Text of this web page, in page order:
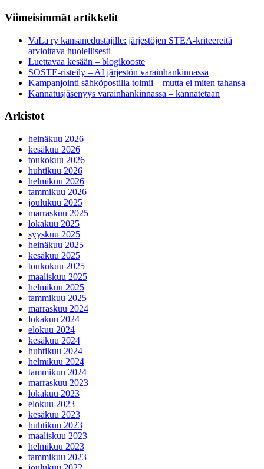
Viimeisimmät artikkelit
VaLa ry kansanedustajille: järjestöjen STEA-kriteereitä
arvioitava huolellisesti
Luettavaa kesään – blogikooste
SOSTE-risteily – AI järjestön varainhankinnassa
Kampanjointi sähköpostilla toimii – mutta ei miten tahansa
Kannatusjäsenyys varainhankinnassa – kannatetaan
Arkistot
heinäkuu 2026
kesäkuu 2026
toukokuu 2026
huhtikuu 2026
helmikuu 2026
tammikuu 2026
joulukuu 2025
marraskuu 2025
lokakuu 2025
syyskuu 2025
heinäkuu 2025
kesäkuu 2025
toukokuu 2025
maaliskuu 2025
helmikuu 2025
tammikuu 2025
marraskuu 2024
lokakuu 2024
elokuu 2024
kesäkuu 2024
huhtikuu 2024
helmikuu 2024
tammikuu 2024
marraskuu 2023
lokakuu 2023
elokuu 2023
kesäkuu 2023
huhtikuu 2023
maaliskuu 2023
helmikuu 2023
tammikuu 2023